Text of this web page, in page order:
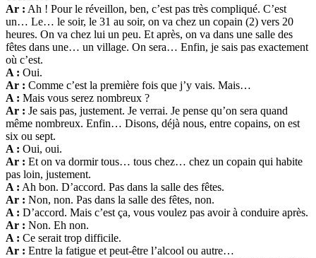
Ar : Ah ! Pour le réveillon, ben, c’est pas très compliqué. C’est
un… Le… le soir, le 31 au soir, on va chez un copain (2) vers 20
heures. On va chez lui un peu. Et après, on va dans une salle des
fêtes dans une… un village. On sera… Enfin, je sais pas exactement
où c’est.
A : Oui.
Ar : Comme c’est la première fois que j’y vais. Mais…
A : Mais vous serez nombreux ?
Ar : Je sais pas, justement. Je verrai. Je pense qu’on sera quand
même nombreux. Enfin… Disons, déjà nous, entre copains, on est
six ou sept.
A : Oui, oui.
Ar : Et on va dormir tous… tous chez… chez un copain qui habite
pas loin, justement.
A : Ah bon. D’accord. Pas dans la salle des fêtes.
Ar : Non, non. Pas dans la salle des fêtes, non.
A : D’accord. Mais c’est ça, vous voulez pas avoir à conduire après.
Ar : Non. Eh non.
A : Ce serait trop difficile.
Ar : Entre la fatigue et peut-être l’alcool ou autre…